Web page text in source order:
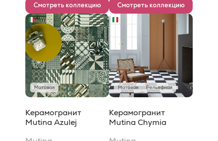
Смотреть коллекцию Смотреть коллекцию
Матовая
Керамогранит
Mutina Azulej
Матовая Рельефная
Керамогранит
Mutina Chymia